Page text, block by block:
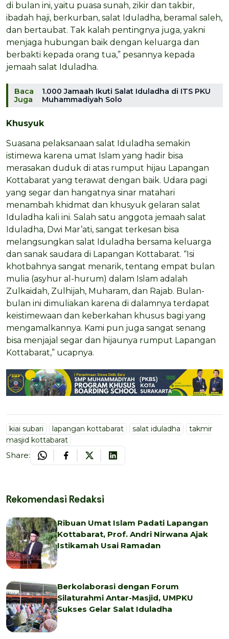
di bulan ini, yaitu puasa sunah, zikir dan takbir,
ibadah haji, berkurban, salat Iduladha, beramal saleh,
dan bertaubat. Tak kalah pentingnya juga, yakni
menjaga hubungan baik dengan keluarga dan
berbakti kepada orang tua,” pesannya kepada
jemaah salat Iduladha.
Baca
Juga
1.000 Jamaah Ikuti Salat Iduladha di ITS PKU
Muhammadiyah Solo
Khusyuk
Suasana pelaksanaan salat Iduladha semakin
istimewa karena umat Islam yang hadir bisa
merasakan duduk di atas rumput hijau Lapangan
Kottabarat yang terawat dengan baik. Udara pagi
yang segar dan hangatnya sinar matahari
menambah khidmat dan khusyuk gelaran salat
Iduladha kali ini. Salah satu anggota jemaah salat
Iduladha, Dwi Mar’ati, sangat terkesan bisa
melangsungkan salat Iduladha bersama keluarga
dan sanak saudara di Lapangan Kottabarat. “Isi
khotbahnya sangat menarik, tentang empat bulan
mulia (asyhur al-hurum) dalam Islam adalah
Zulkaidah, Zulhijah, Muharam, dan Rajab. Bulan-
bulan ini dimuliakan karena di dalamnya terdapat
keistimewaan dan keberkahan khusus bagi yang
mengamalkannya. Kami pun juga sangat senang
bisa menjajal segar dan hijaunya rumput Lapangan
Kottabarat,” ucapnya.
kiai subari lapangan kottabarat salat iduladha
takmir
masjid kottabarat
Share:
Rekomendasi Redaksi
Ribuan Umat Islam Padati Lapangan
Kottabarat, Prof. Andri Nirwana Ajak
Istikamah Usai Ramadan
Berkolaborasi dengan Forum
Silaturahmi Antar-Masjid, UMPKU
Sukses Gelar Salat Iduladha